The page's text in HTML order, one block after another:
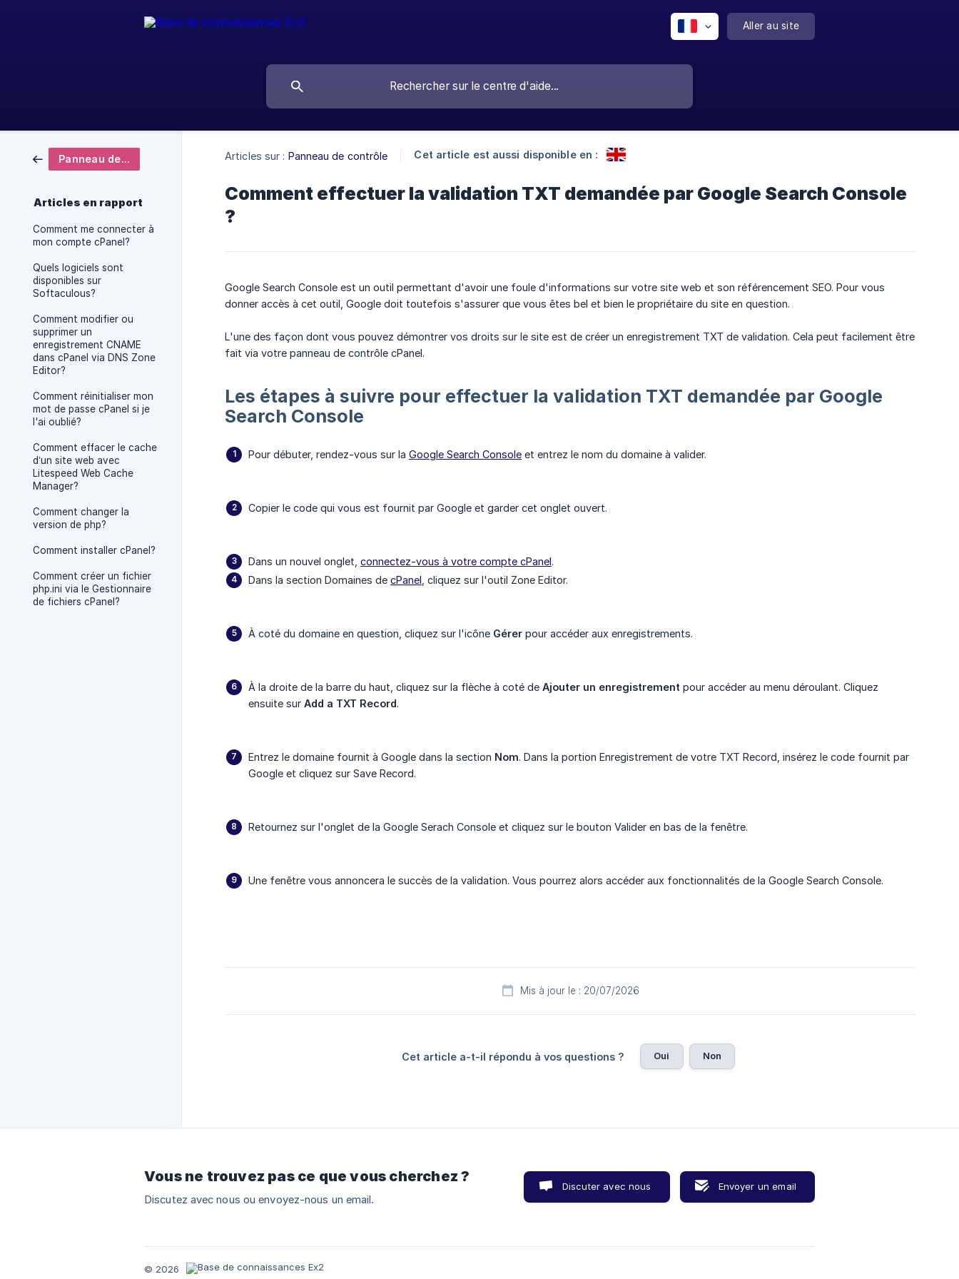
Aller au site
Panneau de contrôle
Articles en rapport
Comment me connecter à
mon compte cPanel?
Quels logiciels sont
disponibles sur
Softaculous?
Comment modifier ou
supprimer un
enregistrement CNAME
dans cPanel via DNS Zone
Editor?
Comment réinitialiser mon
mot de passe cPanel si je
l'ai oublié?
Comment effacer le cache
d’un site web avec
Litespeed Web Cache
Manager?
Comment changer la
version de php?
Comment installer cPanel?
Comment créer un fichier
php.ini via le Gestionnaire
de fichiers cPanel?
Articles sur : Panneau de contrôle Cet article est aussi disponible en :
Comment effectuer la validation TXT demandée par Google Search Console
?
Google Search Console est un outil permettant d'avoir une foule d'informations sur votre site web et son référencement SEO. Pour vous
donner accès à cet outil, Google doit toutefois s'assurer que vous êtes bel et bien le propriétaire du site en question.
L'une des façon dont vous pouvez démontrer vos droits sur le site est de créer un enregistrement TXT de validation. Cela peut facilement être
fait via votre panneau de contrôle cPanel.
Les étapes à suivre pour effectuer la validation TXT demandée par Google
Search Console
Pour débuter, rendez-vous sur la Google Search Console et entrez le nom du domaine à valider.
Copier le code qui vous est fournit par Google et garder cet onglet ouvert.
Dans un nouvel onglet, connectez-vous à votre compte cPanel.
Dans la section Domaines de cPanel , cliquez sur l'outil Zone Editor.
À coté du domaine en question, cliquez sur l'icône Gérer pour accéder aux enregistrements.
À la droite de la barre du haut, cliquez sur la flèche à coté de Ajouter un enregistrement pour accéder au menu déroulant. Cliquez
ensuite sur Add a TXT Record.
Entrez le domaine fournit à Google dans la section Nom. Dans la portion Enregistrement de votre TXT Record, insérez le code fournit par
Google et cliquez sur Save Record.
Retournez sur l'onglet de la Google Serach Console et cliquez sur le bouton Valider en bas de la fenêtre.
Une fenêtre vous annoncera le succès de la validation. Vous pourrez alors accéder aux fonctionnalités de la Google Search Console.
Mis à jour le : 20/07/2026
Cet article a-t-il répondu à vos questions ? Oui Non
Vous ne trouvez pas ce que vous cherchez ?
Discutez avec nous ou envoyez-nous un email.
Discuter avec nous Envoyer un email
© 2026